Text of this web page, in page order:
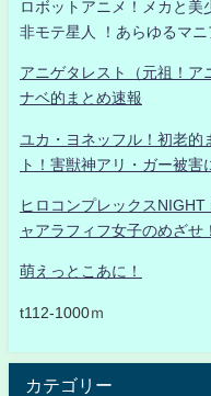
ロボットアニメ！メカと美
非モテ星人 ！あらゆるマ
アニゲタレスト（元祖！
ナベ的まとめ速報
ユカ・ヨネッフル！初老的
ト！害獣神アリ・ガー被
ヒロコンプレックス
ャアラフィフ女子のめざせ
萌えっとこあに！
t112-1000ｍ
カテゴリー